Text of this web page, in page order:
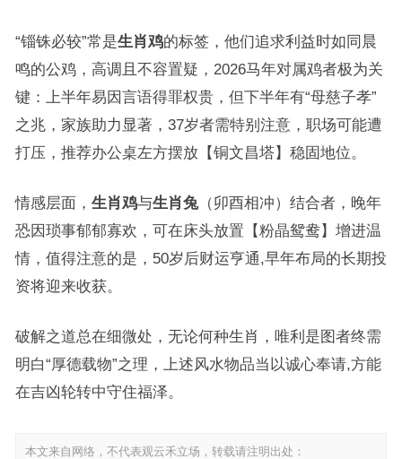
“锱铢必较”常是生肖鸡的标签，他们追求利益时如同晨
鸣的公鸡，高调且不容置疑，2026马年对属鸡者极为关
键：上半年易因言语得罪权贵，但下半年有“母慈子孝”
之兆，家族助力显著，37岁者需特别注意，职场可能遭
打压，推荐办公桌左方摆放【铜文昌塔】稳固地位。
情感层面， 生肖鸡与生肖兔（卯酉相冲）结合者，晚年
恐因琐事郁郁寡欢，可在床头放置【粉晶鸳鸯】增进温
情，值得注意的是，50岁后财运亨通,早年布局的长期投
资将迎来收获。
破解之道总在细微处，无论何种生肖，唯利是图者终需
明白“厚德载物”之理，上述风水物品当以诚心奉请,方能
在吉凶轮转中守住福泽。
本文来自网络，不代表观云禾立场，转载请注明出处：